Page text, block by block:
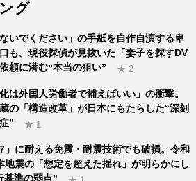
グ
ないでください」の手紙を自作自演する卑
も。現役探偵が見抜いた「妻子を探すDV
頼に潜む“本当の狙い”
★ 2
化は外国人労働者で補えばいい」の衝撃。
の「構造改革」が日本にもたらした“深刻
”
★ 1
7」に耐える免震・耐震技術でも破損。令和
地震の「想定を超えた揺れ」が明らかにし
基準の弱点”